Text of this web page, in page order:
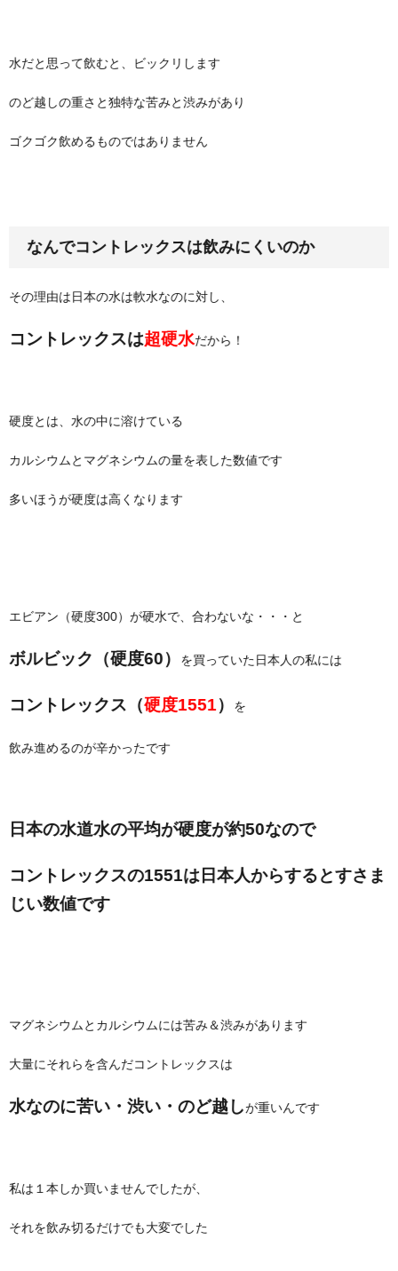
水だと思って飲むと、ビックリします
のど越しの重さと独特な苦みと渋みがあり
ゴクゴク飲めるものではありません
なんでコントレックスは飲みにくいのか
その理由は日本の水は軟水なのに対し、
コントレックスは超硬水だから！
硬度とは、水の中に溶けている
カルシウムとマグネシウムの量を表した数値です
多いほうが硬度は高くなります
エビアン（硬度300）が硬水で、合わないな・・・と
ボルビック（硬度60） を買っていた日本人の私には
コントレックス（硬度1551） を
飲み進めるのが辛かったです
日本の水道水の平均が硬度が約50なので
コントレックスの1551は日本人からするとすさま
じい数値です
マグネシウムとカルシウムには苦み＆渋みがあります
大量にそれらを含んだコントレックスは
水なのに苦い・渋い・のど越しが重いんです
私は１本しか買いませんでしたが、
それを飲み切るだけでも大変でした